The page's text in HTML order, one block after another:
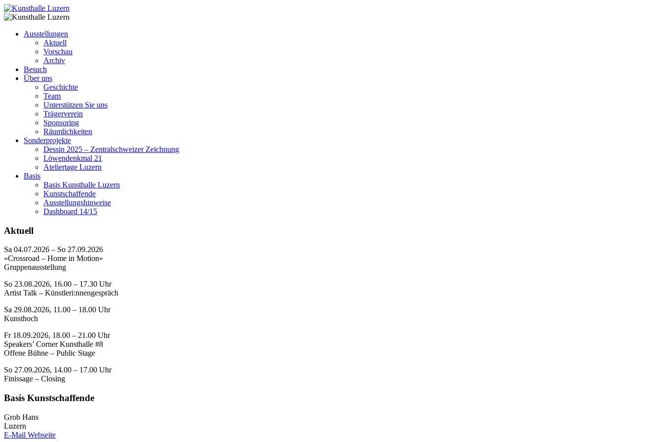
Ausstellungen
Aktuell
Vorschau
Archiv
Besuch
Über uns
Geschichte
Team
Unterstützen Sie uns
Trägerverein
Sponsoring
Räumlichkeiten
Sonderprojekte
Dessin 2025 – Zentralschweizer Zeichnung
Löwendenkmal 21
Ateliertage Luzern
Basis
Basis Kunsthalle Luzern
Kunstschaffende
Ausstellungshinweise
Dashboard 14/15
Aktuell
Sa 04.07.2026 – So 27.09.2026
«Crossroad – Home in Motion»
Gruppenausstellung
So 23.08.2026, 16.00 – 17.30 Uhr
Artist Talk – Künstleri:nnengespräch
Sa 29.08.2026, 11.00 – 18.00 Uhr
Kunsthoch
Fr 18.09.2026, 18.00 – 21.00 Uhr
Speakers’ Corner Kunsthalle #8
Offene Bühne – Public Stage
So 27.09.2026, 14.00 – 17.00 Uhr
Finissage – Closing
Basis Kunstschaffende
Grob Hans
Luzern
E-Mail Webseite